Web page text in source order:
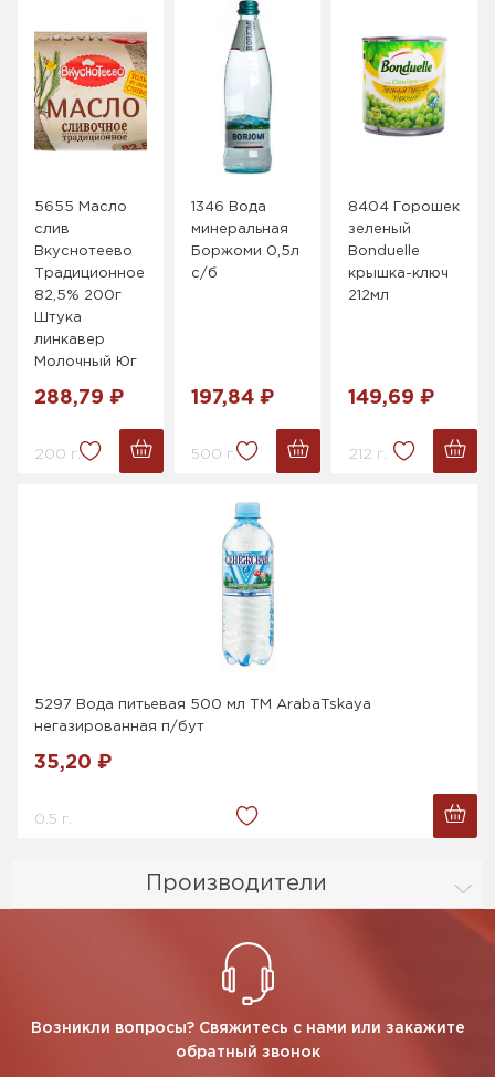
Производители
5655 Масло
слив
Вкуснотеево
Традиционное
82,5% 200г
Штука
линкавер
Молочный Юг
288,79 ₽
200 г.
1346 Вода
минеральная
Боржоми 0,5л
с/б
197,84 ₽
500 г.
8404 Горошек
зеленый
Bonduelle
крышка-ключ
212мл
149,69 ₽
212 г.
5297 Вода питьевая 500 мл ТМ ArabaTskaya
негазированная п/бут
35,20 ₽
0.5 г.
Возникли вопросы? Свяжитесь с нами или закажите
обратный звонок